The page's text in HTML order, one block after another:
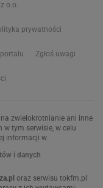
o.o.
prywatności
Zgłoś uwagi
zwielokrotnianie ani inne
w tym serwisie, w celu
informacji w
i danych
oraz serwisu tokfm.pl